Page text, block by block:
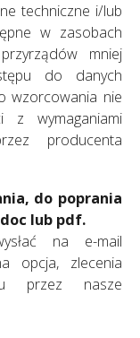
techniczne i/lub
w zasobach
mniej
do danych
wzorcowania nie
z wymaganiami
producenta
do poprania
lub pdf.
na e-mail
opcja, zlecenia
przez nasze